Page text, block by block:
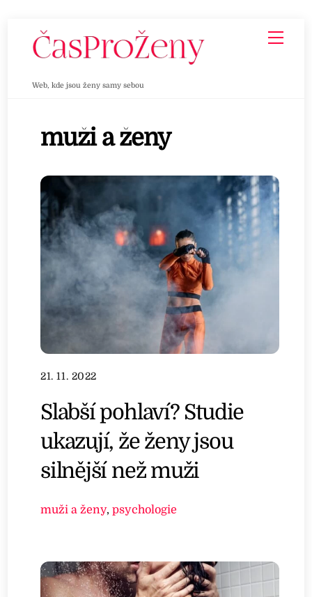
Web, kde jsou ženy samy sebou
muži a ženy
21. 11. 2022
Slabší pohlaví? Studie
ukazují, že ženy jsou
silnější než muži
muži a ženy,psychologie